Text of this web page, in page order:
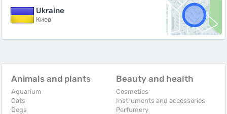
Ukraine
Киев
Animals and plants
Aquarium
Cats
Dogs
Beauty and health
Cosmetics
Instruments and accessories
Perfumery